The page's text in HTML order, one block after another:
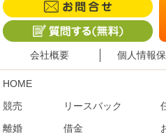
会社概要 個人情報
HOME
競売 リースバック
離婚 借金